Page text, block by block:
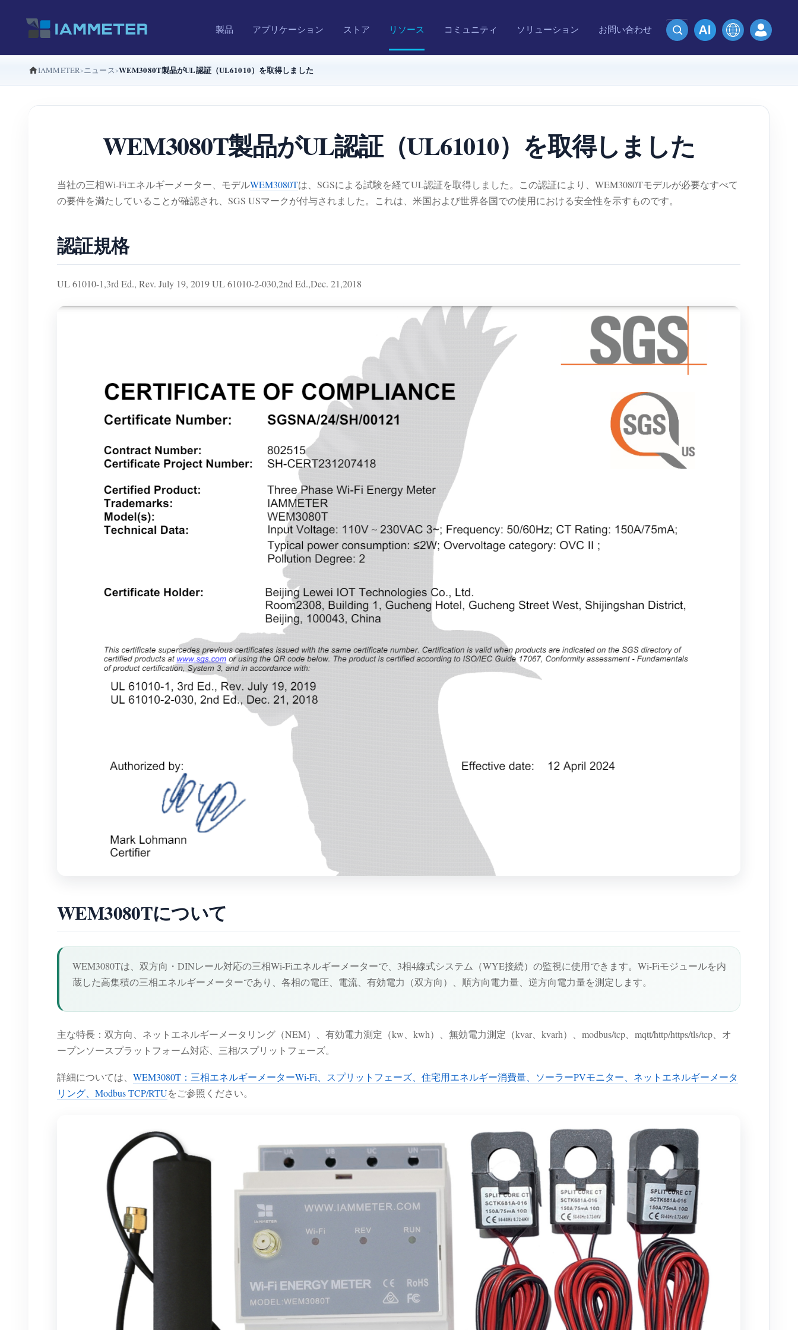
製品 アプリケーション ストア リソース コミュニティ ソリューション お問い合わせ
IAMMETER ニュース WEM3080T製品がUL認証（UL61010）を取得しました
WEM3080T製品がUL認証（UL61010）を取得しました
当社の三相Wi-Fiエネルギーメーター、モデルWEM3080Tは、SGSによる試験を経てUL認証を取得しました。この認証により、WEM3080Tモデルが必要なすべて
の要件を満たしていることが確認され、SGS USマークが付与されました。これは、米国および世界各国での使用における安全性を示すものです。
認証規格
UL 61010-1,3rd Ed., Rev. July 19, 2019 UL 61010-2-030,2nd Ed.,Dec. 21,2018
WEM3080Tについて
WEM3080Tは、双方向・DINレール対応の三相Wi-Fiエネルギーメーターで、3相4線式システム（WYE接続）の監視に使用できます。Wi-Fiモジュールを内
蔵した高集積の三相エネルギーメーターであり、各相の電圧、電流、有効電力（双方向）、順方向電力量、逆方向電力量を測定します。
主な特長：双方向、ネットエネルギーメータリング（NEM）、有効電力測定（kw、kwh）、無効電力測定（kvar、kvarh）、modbus/tcp、mqtt/http/https/tls/tcp、オ
ープンソースプラットフォーム対応、三相/スプリットフェーズ。
詳細については、 WEM3080T：三相エネルギーメーターWi-Fi、スプリットフェーズ、住宅用エネルギー消費量、ソーラーPVモニター、ネットエネルギーメータ
リング、Modbus TCP/RTUをご参照ください。